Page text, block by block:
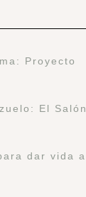
Proyecto
El Salón
dar vida a